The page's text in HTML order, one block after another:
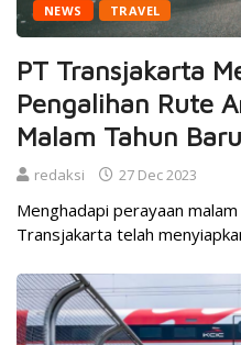
NEWS TRAVEL
PT Transjakarta
Pengalihan Rute
Malam Tahun Baru
redaksi 27 Dec 2023
Menghadapi perayaan
Transjakarta telah